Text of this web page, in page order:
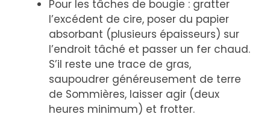
Pour les tâches de bougie : gratter
l’excédent de cire, poser du papier
absorbant (plusieurs épaisseurs) sur
l’endroit tâché et passer un fer chaud.
S’il reste une trace de gras,
saupoudrer généreusement de terre
de Sommières, laisser agir (deux
heures minimum) et frotter.